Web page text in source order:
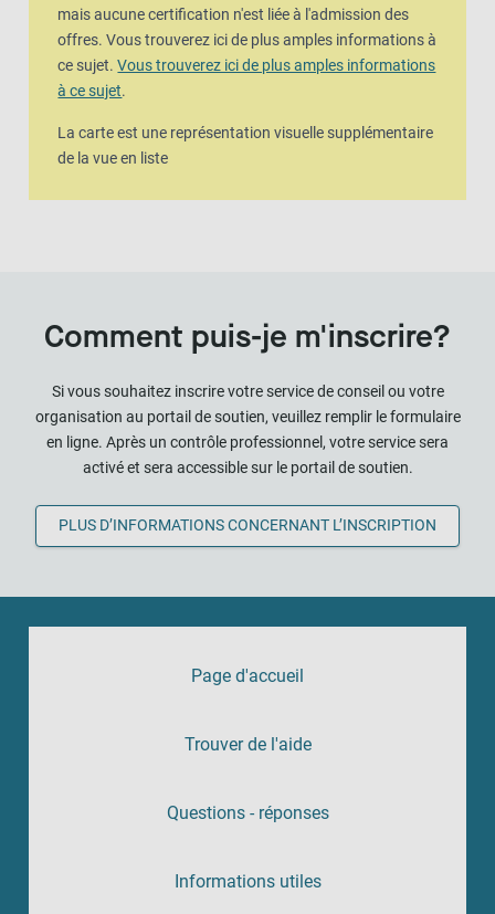
mais aucune certification n'est liée à l'admission des
offres. Vous trouverez ici de plus amples informations à
ce sujet.Vous trouverez ici de plus amples informations
à ce sujet.
La carte est une représentation visuelle supplémentaire
de la vue en liste
Comment puis-je m'inscrire?
Si vous souhaitez inscrire votre service de conseil ou votre
organisation au portail de soutien, veuillez remplir le formulaire
en ligne. Après un contrôle professionnel, votre service sera
activé et sera accessible sur le portail de soutien.
PLUS D’INFORMATIONS CONCERNANT L’INSCRIPTION
Page d'accueil
Trouver de l'aide
Questions - réponses
Informations utiles